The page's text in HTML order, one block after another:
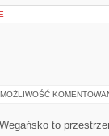
MOŻLIWOŚĆ
to